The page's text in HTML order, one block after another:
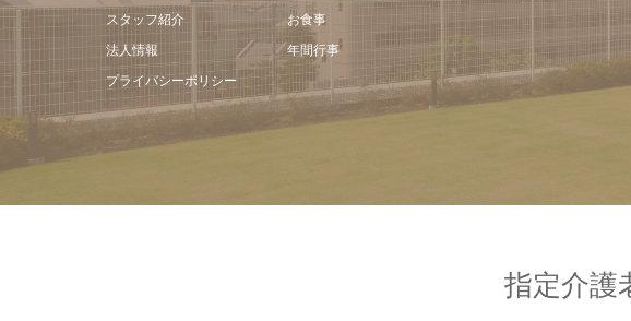
スタッフ紹介
法人情報
プライバシーポリシー
お食事
年間行事
指定介